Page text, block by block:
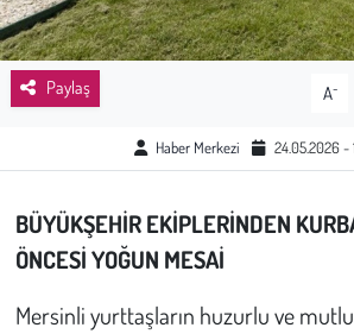
Paylaş A-
Haber Merkezi 24.05.2026 -
BÜYÜKŞEHİR EKİPLERİNDEN
ÖNCESİ YOĞUN MESAİ
Mersinli yurttaşların huzurlu ve
Emek
Spor
Çocuk
Kültür Sanat